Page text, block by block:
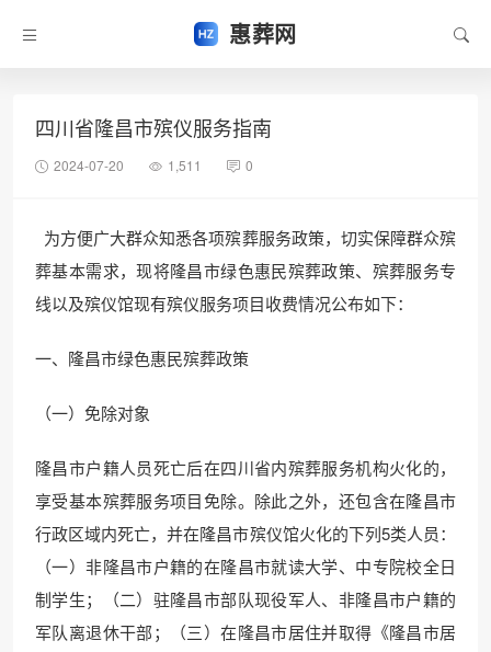
惠葬网
四川省隆昌市殡仪服务指南
2024-07-20 1,511 0
为方便广大群众知悉各项殡葬服务政策，切实保障群众殡
葬基本需求，现将隆昌市绿色惠民殡葬政策、殡葬服务专
线以及殡仪馆现有殡仪服务项目收费情况公布如下：
一、隆昌市绿色惠民殡葬政策
（一）免除对象
隆昌市户籍人员死亡后在四川省内殡葬服务机构火化的，
享受基本殡葬服务项目免除。除此之外，还包含在隆昌市
行政区域内死亡，并在隆昌市殡仪馆火化的下列5类人员：
（一）非隆昌市户籍的在隆昌市就读大学、中专院校全日
制学生；（二）驻隆昌市部队现役军人、非隆昌市户籍的
军队离退休干部；（三）在隆昌市居住并取得《隆昌市居